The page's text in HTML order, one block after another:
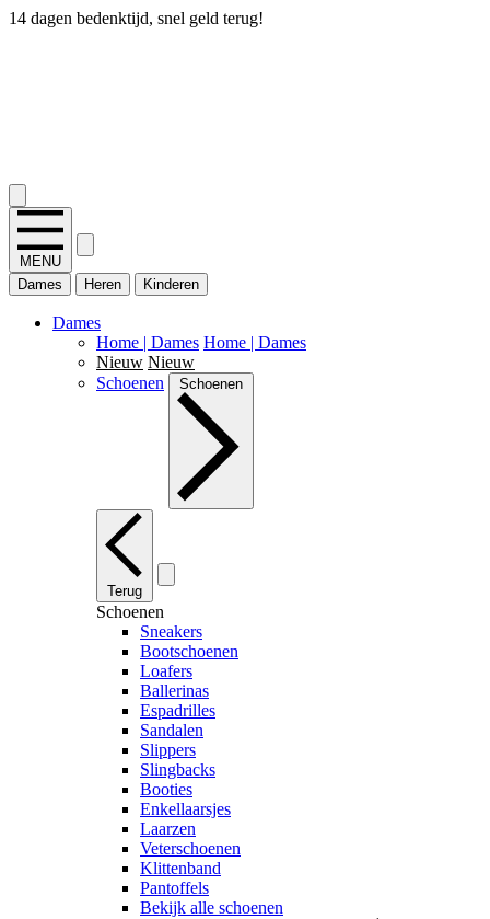
14 dagen bedenktijd, snel geld terug!
MENU
Dames
Heren Kinderen
Dames
Home | Dames Home | Dames
Nieuw Nieuw
Schoenen
Schoenen
Terug
Schoenen
Sneakers
Bootschoenen
Loafers
Ballerinas
Espadrilles
Sandalen
Slippers
Slingbacks
Booties
Enkellaarsjes
Laarzen
Veterschoenen
Klittenband
Pantoffels
Bekijk alle schoenen